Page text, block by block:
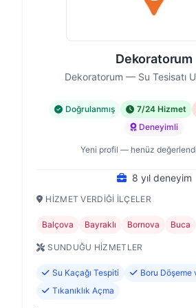
Dekoratorum
Dekoratorum — Su Tesisatı
Doğrulanmış 7/24 Hizmet
Deneyimli
Yeni profil — henüz
8 yıl deneyim
HIZMET VERDIĞI İLÇELER
Balçova Bayraklı Bornova Buca
SUNDUĞU HIZMETLER
Su Kaçağı Tespiti
Boru Döşeme
Tıkanıklık Açma